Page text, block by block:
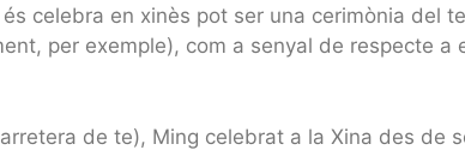
celebra en xinès pot ser una cerimònia del
per exemple), com a senyal de respecte a
de te), Ming celebrat a la Xina des de